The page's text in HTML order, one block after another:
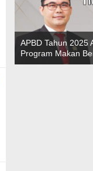
APBD Tahun 2025
Program Makan